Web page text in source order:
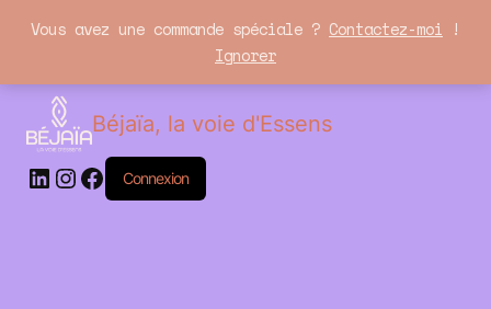
Vous avez une commande spéciale ? Contactez-moi !
Ignorer
Béjaïa, la voie d'Essens
Connexion